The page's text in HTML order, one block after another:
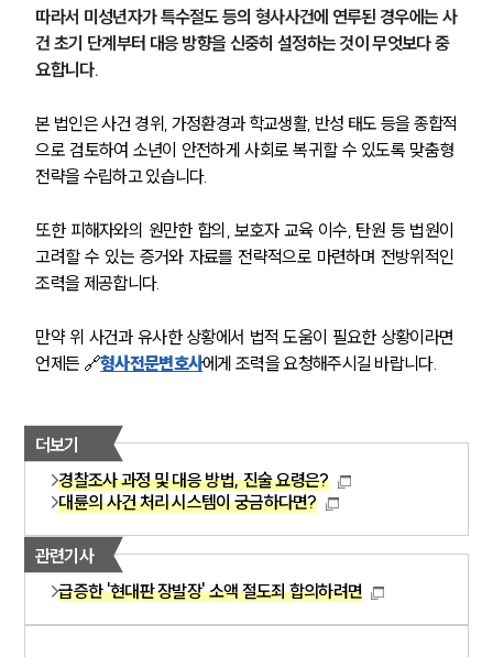
대륜법률상담예약
따라서 미성년자가 특수절도 등의 형사사건에 연루된 경우에는 사
건 초기 단계부터 대응 방향을 신중히 설정하는 것이 무엇보다 중
요합니다.
본 법인은 사건 경위, 가정환경과 학교생활, 반성 태도 등을 종합적
으로 검토하여 소년이 안전하게 사회로 복귀할 수 있도록 맞춤형
전략을 수립하고 있습니다.
또한 피해자와의 원만한 합의, 보호자 교육 이수, 탄원 등 법원이
고려할 수 있는 증거와 자료를 전략적으로 마련하며 전방위적인
조력을 제공합니다.
만약 위 사건과 유사한 상황에서 법적 도움이 필요한 상황이라면
언제든 🔗형사전문변호사에게 조력을 요청해주시길 바랍니다.
더보기
경찰조사 과정 및 대응 방법, 진술 요령은?
대륜의 사건 처리 시스템이 궁금하다면?
관련기사
급증한 '현대판 장발장' 소액 절도죄 합의하려면